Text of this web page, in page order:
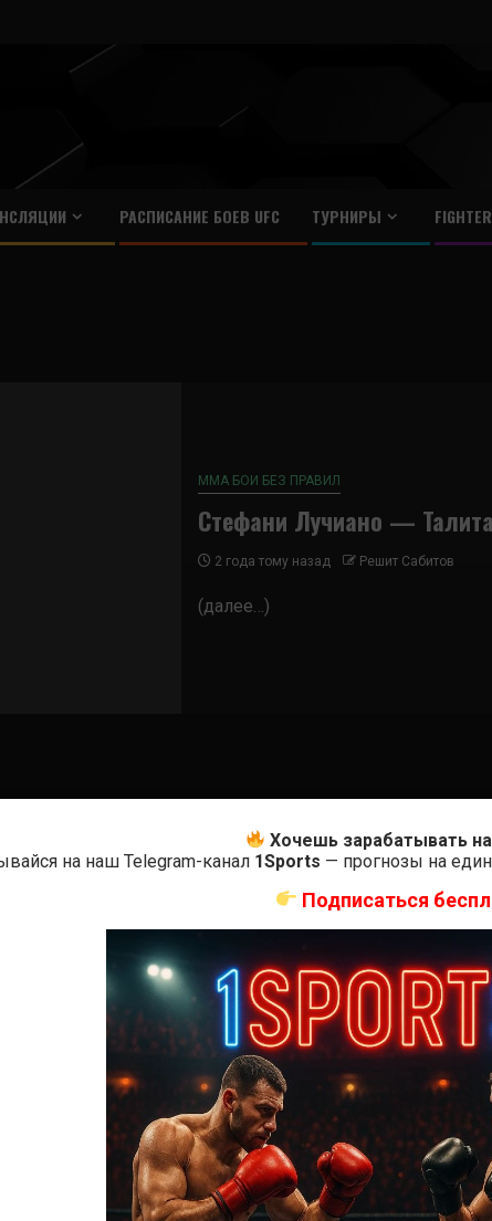
РАСПИСАНИЕ БОЕВ UFC ТУРНИРЫ
ММА БОИ БЕЗ ПРАВИЛ
Стефани Лучиано —
2 года тому назад Решит Сабитов
(далее…)
Хочешь зарабатывать
на наш Telegram-канал 1Sports — прогнозы на
Подписаться